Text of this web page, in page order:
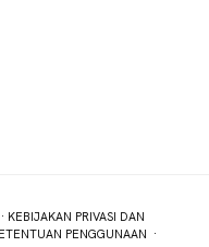
· KEBIJAKAN PRIVASI DAN
PENGGUNAAN ·